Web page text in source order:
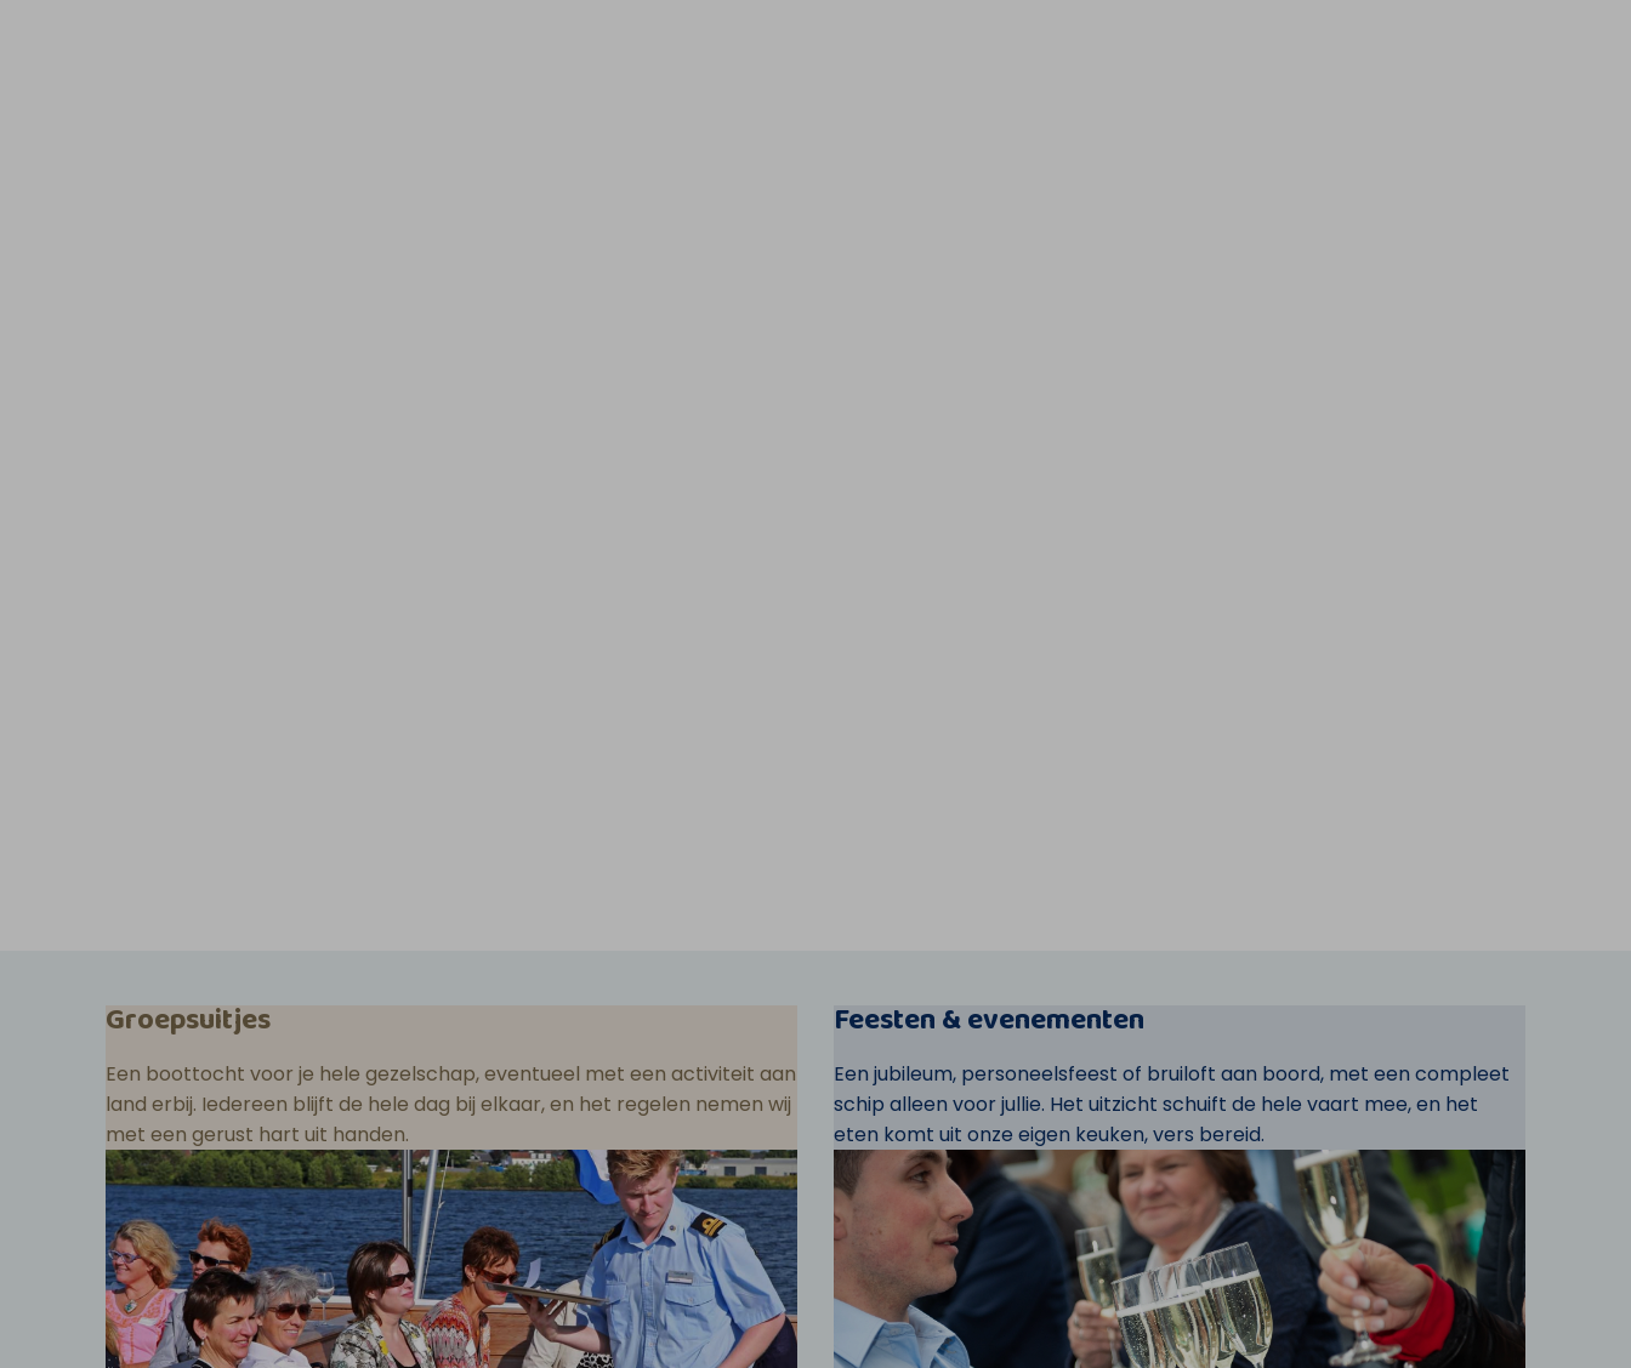
Groepsuitjes
Een boottocht voor je hele gezelschap, eventueel met een activiteit aan
land erbij. Iedereen blijft de hele dag bij elkaar, en het regelen nemen wij
met een gerust hart uit handen.
Feesten & evenementen
Een jubileum, personeelsfeest of bruiloft aan boord, met een compleet
schip alleen voor jullie. Het uitzicht schuift de hele vaart mee, en het
eten komt uit onze eigen keuken, vers bereid.